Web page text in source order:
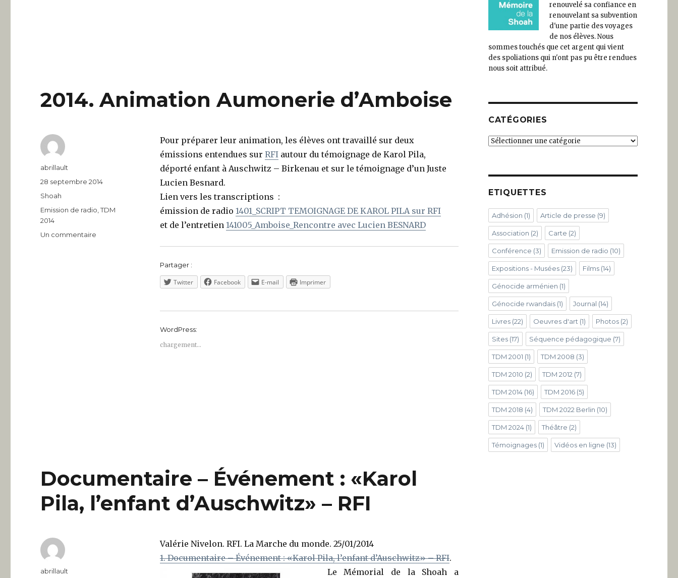
2014. Animation Aumonerie d’Amboise
Pour préparer leur animation, les élèves ont travaillé sur deux
émissions entendues sur RFIautour du témoignage de Karol Pila,
déporté enfant à Auschwitz – Birkenau et sur le témoignage d’un Juste
Lucien Besnard.
Lien vers les transcriptions :
émission de radio 1401_SCRIPT TEMOIGNAGE DE KAROL PILA sur RFI
et de l’entretien 141005_Amboise_Rencontre avec Lucien BESNARD
Partager :
Twitter Facebook E-mail Imprimer
WordPress:
chargement…
Auteur
abrillault
Publié
le
28 septembre 2014
Catégories
Shoah
Étiquettes
Emission de radio ,TDM
2014
Un commentaire
Documentaire – Événement : «Karol
Pila, l’enfant d’Auschwitz» – RFI
Valérie Nivelon. RFI. La Marche du monde. 25/01/2014
1. Documentaire – Événement : «Karol Pila, l’enfant d’Auschwitz» – RFI.
Le Mémorial de la Shoah a
Auteur
abrillault
renouvelé sa confiance en
renouvelant sa subvention
d'une partie des voyages
de nos élèves. Nous
sommes touchés que cet argent qui vient
des spoliations qui n'ont pas pu être rendues
nous soit attribué.
CATÉGORIES
Catégories
ETIQUETTES
Adhésion (1) Article de presse (9)
Association (2) Carte (2)
Conférence (3) Emission de radio (10)
Expositions - Musées(23) Films(14)
Génocide arménien (1)
Génocide rwandais(1) Journal (14)
Livres(22) Oeuvres d'art (1) Photos(2)
Sites(17) Séquence pédagogique (7)
TDM 2001 (1) TDM 2008 (3)
TDM 2010 (2) TDM 2012 (7)
TDM 2014(16) TDM 2016(5)
TDM 2018 (4) TDM 2022 Berlin (10)
TDM 2024(1) Théâtre (2)
Témoignages(1) Vidéos en ligne (13)